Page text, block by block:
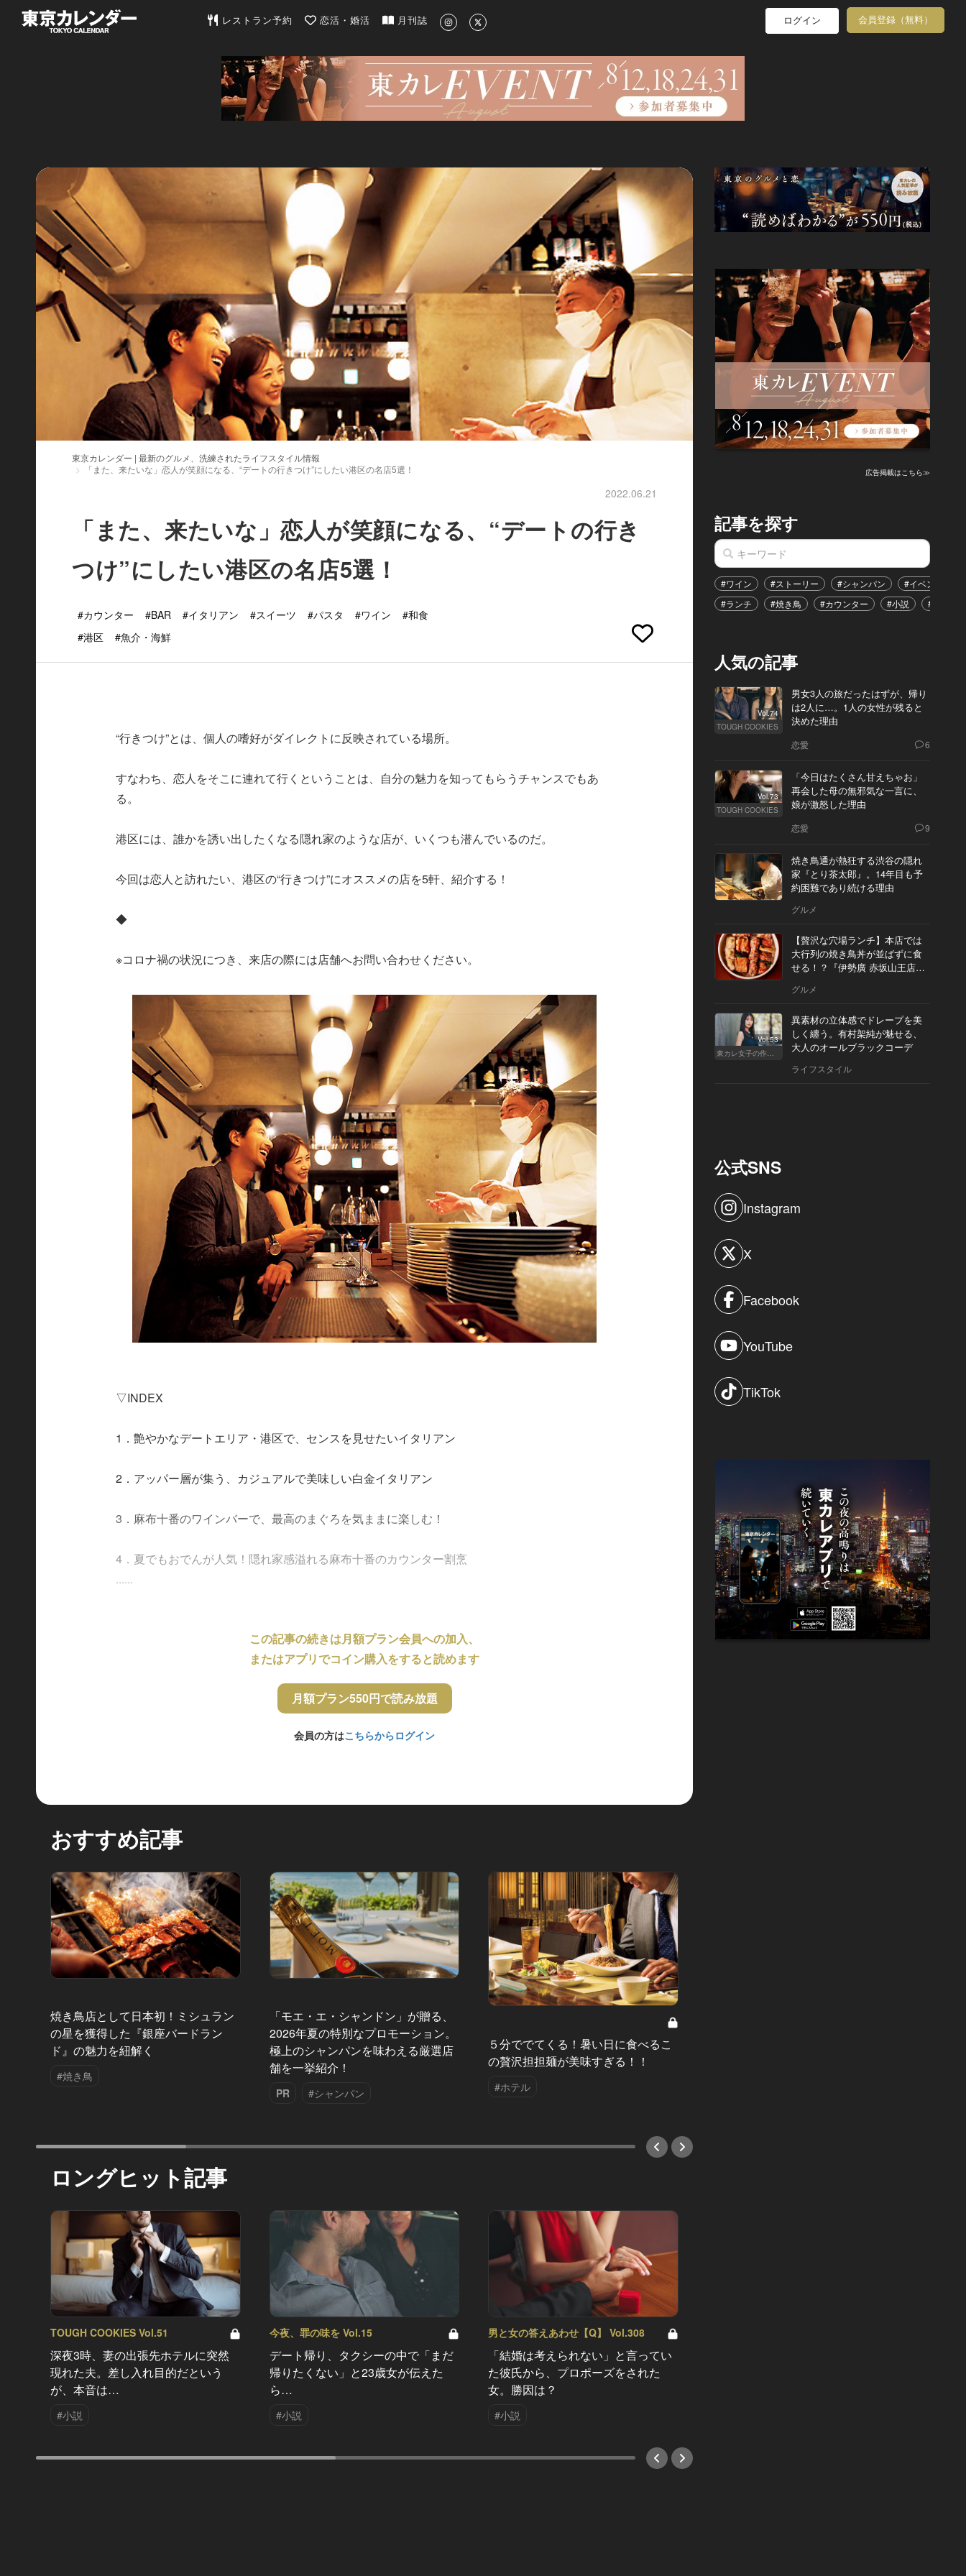
東京カレンダー | 最新のグルメ、洗練されたライフスタイル情報
レストラン予約 恋活・婚活 月刊誌 ログイン 会員登録（無料）
東京カレンダー | 最新のグルメ、洗練されたライフスタイル情報
「また、来たいな」恋人が笑顔になる、“デートの行きつけ”にしたい港区の名店5選！
2022.06.21
「また、来たいな」恋人が笑顔になる、“デートの行き
つけ”にしたい港区の名店5選！
#カウンター #BAR #イタリアン #スイーツ #パスタ #ワイン
#和食
#港区
#魚介・海鮮
“行きつけ”とは、個人の嗜好がダイレクトに反映されている場所。
すなわち、恋人をそこに連れて行くということは、自分の魅力を知ってもらうチャンスでもあ
る。
港区には、誰かを誘い出したくなる隠れ家のような店が、いくつも潜んでいるのだ。
今回は恋人と訪れたい、港区の“行きつけ”にオススメの店を5軒、紹介する！
◆
※コロナ禍の状況につき、来店の際には店舗へお問い合わせください。
▽INDEX
1．艶やかなデートエリア・港区で、センスを見せたいイタリアン
2．アッパー層が集う、カジュアルで美味しい白金イタリアン
3．麻布十番のワインバーで、最高のまぐろを気ままに楽しむ！
4．夏でもおでんが人気！隠れ家感溢れる麻布十番のカウンター割烹
......
この記事の続きは月額プラン会員への加入、
またはアプリでコイン購入をすると読めます
月額プラン550円で読み放題
会員の方はこちらからログイン
おすすめ記事
焼き鳥店として日本初！ミシュラン
の星を獲得した『銀座バードラン
ド』の魅力を紐解く
#焼き鳥
「モエ・エ・シャンドン」が贈る、
2026年夏の特別なプロモーション。
極上のシャンパンを味わえる厳選店
舗を一挙紹介！
PR #シャンパン
５分ででてくる！暑い日に食べるこ
の贅沢担担麺が美味すぎる！！
#ホテル
ロングヒット記事
TOUGH COOKIES Vol.51
深夜3時、妻の出張先ホテルに突然
現れた夫。差し入れ目的だという
が、本音は…
#小説
今夜、罪の味を Vol.15
デート帰り、タクシーの中で「まだ
帰りたくない」と23歳女が伝えた
ら…
#小説
男と女の答えあわせ【Q】 Vol.308
「結婚は考えられない」と言ってい
た彼氏から、プロポーズをされた
女。勝因は？
#小説
広告掲載はこちら≫
記事を探す
#ワイン #ストーリー #シャンパン #イベント
#ランチ
#焼き鳥 #カウンター #小説 #恋愛
人気の記事
Vol.74
TOUGH COOKIES
男女3人の旅だったはずが、帰り
は2人に…。1人の女性が残ると
決めた理由
恋愛 6
Vol.73
TOUGH COOKIES
「今日はたくさん甘えちゃお」
再会した母の無邪気な一言に、
娘が激怒した理由
恋愛 9
焼き鳥通が熱狂する渋谷の隠れ
家『とり茶太郎』。14年目も予
約困難であり続ける理由
グルメ
【贅沢な穴場ランチ】本店では
大行列の焼き鳥丼が並ばずに食
せる！？『伊勢廣 赤坂山王店』
グルメ
Vol.53
東カレ女子の作り方
異素材の立体感でドレープを美
しく纏う。有村架純が魅せる、
大人のオールブラックコーデ
ライフスタイル
公式SNS
Instagram
X
Facebook
YouTube
TikTok